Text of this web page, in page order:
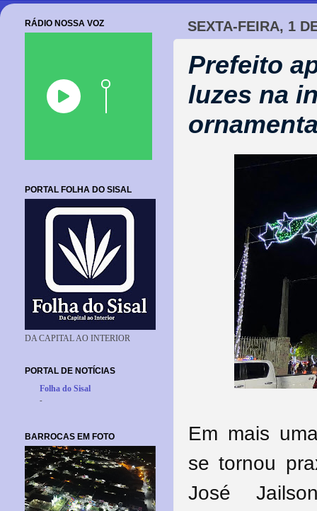
SEXTA-FEIRA, 1
Prefeito
luzes na
Em mais
se tornou
José
RÁDIO NOSSA VOZ
PORTAL FOLHA DO SISAL
DA CAPITAL AO INTERIOR
PORTAL DE NOTÍCIAS
Folha do Sisal
-
BARROCAS EM FOTO